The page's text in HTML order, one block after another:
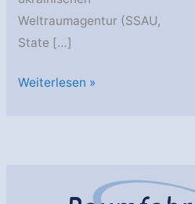
Weltraumagentur (SSAU,
State […]
UEFA
Weiterlesen »